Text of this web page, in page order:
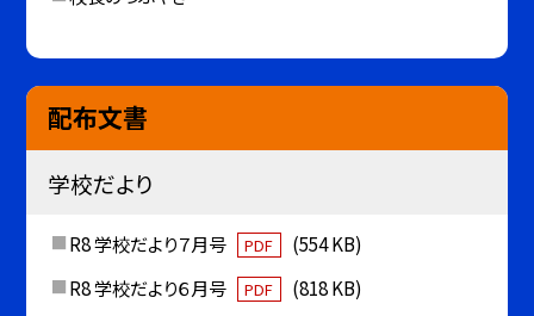
配布文書
学校だより
R8 学校だより７月号 PDF
(554 KB)
R8 学校だより６月号
PDF
(818 KB)